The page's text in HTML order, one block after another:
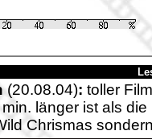
(20.08.04): toller
länger ist als
Chrismas